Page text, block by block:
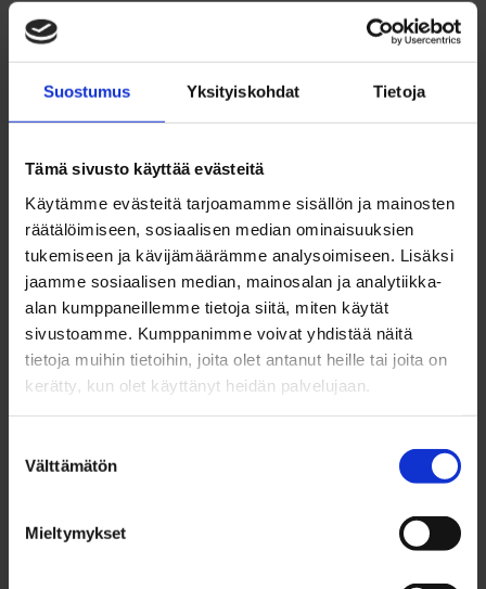
Suostumus Yksityiskohdat Tietoja
Tämä sivusto käyttää evästeitä
Käytämme evästeitä tarjoamamme sisällön ja mainosten
räätälöimiseen, sosiaalisen median ominaisuuksien
tukemiseen ja kävijämäärämme analysoimiseen. Lisäksi
jaamme sosiaalisen median, mainosalan ja analytiikka-
alan kumppaneillemme tietoja siitä, miten käytät
sivustoamme. Kumppanimme voivat yhdistää näitä
tietoja muihin tietoihin, joita olet antanut heille tai joita on
kerätty, kun olet käyttänyt heidän palvelujaan.
valinta
Välttämätön
Mieltymykset
maaliskuu 2023
helmikuu 2023
tammikuu 2023
marraskuu 2022
lokakuu 2022
syyskuu 2022
elokuu 2022
heinäkuu 2022
kesäkuu 2022
toukokuu 2022
huhtikuu 2022
maaliskuu 2022
helmikuu 2022
joulukuu 2021
lokakuu 2021